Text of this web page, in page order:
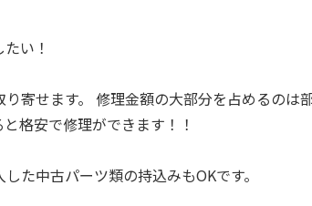
い！
寄せます。 修理金額の大部分を占めるのは
格安で修理ができます！！
た中古パーツ類の持込みもOKです。